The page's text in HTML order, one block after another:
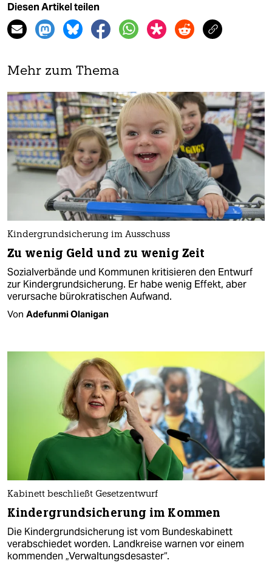
Diesen Artikel teilen
Mehr zum Thema
Kindergrundsicherung im Ausschuss
Zu wenig Geld und zu wenig Zeit
Sozialverbände und Kommunen kritisieren den Entwurf
zur Kindergrundsicherung. Er habe wenig Effekt, aber
verursache bürokratischen Aufwand.
Von Adefunmi Olanigan
Kabinett beschließt Gesetzentwurf
Kindergrundsicherung im Kommen
Die Kindergrundsicherung ist vom Bundeskabinett
verabschiedet worden. Landkreise warnen vor einem
kommenden „Verwaltungsdesaster“.